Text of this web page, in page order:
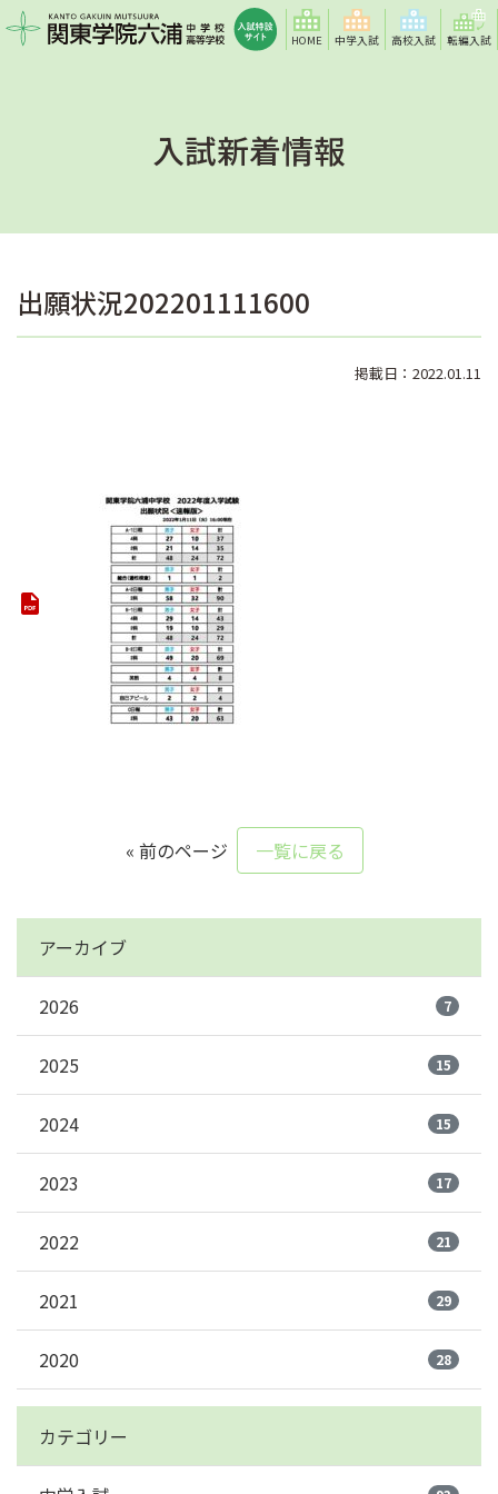
HOME 中学入試 高校入試 転編入試
入試新着情報
出願状況202201111600
掲載日：2022.01.11
« 前のページ 一覧に戻る
アーカイブ
2026 7
2025 15
2024 15
2023 17
2022 21
2021 29
2020 28
カテゴリー